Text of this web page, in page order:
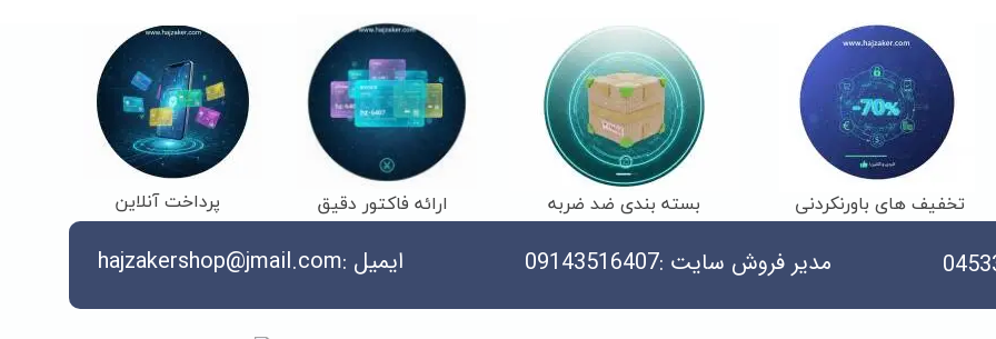
تخفیف های باورنکردنی بسته بندی ضد ضربه ارائه فاکتور دقیق پرداخت آنلاین
مدیر فروش سایت :09143516407 ایمیل :hajzakershop@jmail.com